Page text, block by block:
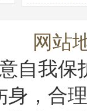
答？
网站
自我
身，合